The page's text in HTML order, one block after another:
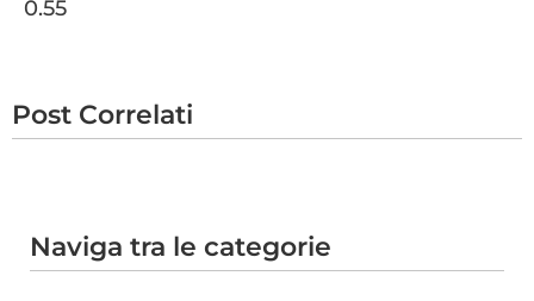
Post Correlati
Naviga tra le categorie